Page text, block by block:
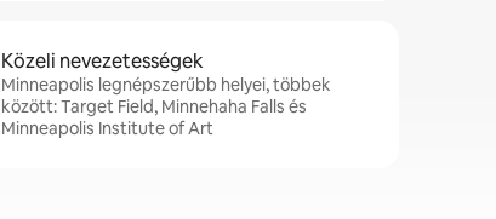
Közeli nevezetességek
Minneapolis legnépszerűbb helyei, többek
között: Target Field, Minnehaha Falls és
Minneapolis Institute of Art